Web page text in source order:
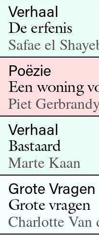
Verhaal
De erfenis
Safae el
Poëzie
Een woning
Piet
Verhaal
Bastaard
Marte Kaan
Grote Vragen
Grote vragen
Charlotte Van